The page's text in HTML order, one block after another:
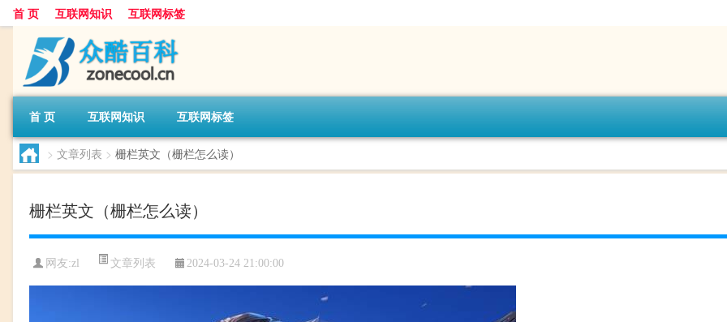
首 页 互联网知识 互联网标签
首 页 互联网知识 互联网标签
> 文章列表 > 栅栏英文（栅栏怎么读）
栅栏英文（栅栏怎么读）
网友:zl 文章列表 2024-03-24 21:00:00